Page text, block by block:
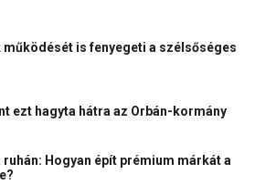
is fenyegeti a szélsőséges
ezt hagyta hátra az Orbán-kormány
Hogyan épít prémium márkát a